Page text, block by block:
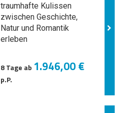
traumhafte Kulissen
zwischen Geschichte,
Natur und Romantik
erleben
8 Tage ab 1.946,00 €
p.P.